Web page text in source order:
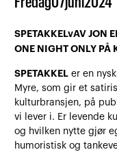
SPETAKKELvAV JON
ONE NIGHT ONLY PÅ
SPETAKKEL er en
Myre, som gir et
kulturbransjen, på
vi lever i. Er levende
og hvilken nytte gjør
humoristisk og